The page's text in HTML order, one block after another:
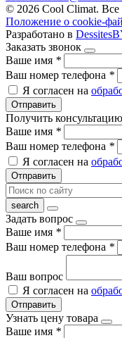
© 2026 Cool Climat.
Положение о cookie-
Разработано в
Заказать звонок
Ваше имя *
Ваш номер телефона *
Я согласен на
Отправить
Получить консультацию
Ваше имя *
Ваш номер телефона *
Я согласен на
Отправить
Задать вопрос
Ваше имя *
Ваш номер телефона *
Ваш вопрос
Я согласен на
Отправить
Узнать цену товара
Ваше имя *